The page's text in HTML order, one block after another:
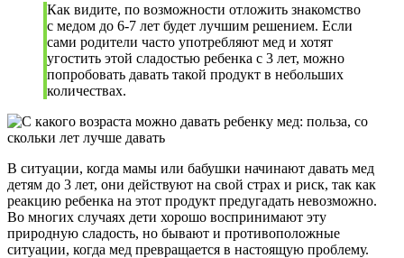
Как видите, по возможности отложить знакомство
с медом до 6-7 лет будет лучшим решением. Если
сами родители часто употребляют мед и хотят
угостить этой сладостью ребенка с 3 лет, можно
попробовать давать такой продукт в небольших
количествах.
В ситуации, когда мамы или бабушки начинают давать мед
детям до 3 лет, они действуют на свой страх и риск, так как
реакцию ребенка на этот продукт предугадать невозможно.
Во многих случаях дети хорошо воспринимают эту
природную сладость, но бывают и противоположные
ситуации, когда мед превращается в настоящую проблему.